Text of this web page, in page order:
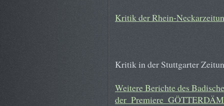
Kritik der Rhein-
Kritik in der Stuttgarter
Weitere Berichte des